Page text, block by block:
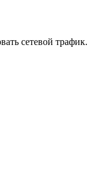
сетевой трафик.